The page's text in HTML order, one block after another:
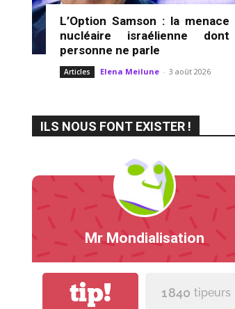
L’Option Samson : la menace
nucléaire israélienne dont
personne ne parle
Articles Elena Meilune - 3 août 2026
ILS NOUS FONT EXISTER !
Mr Mondialisation
tip! 1 840 tipeurs